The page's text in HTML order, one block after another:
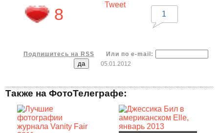
8
Tweet
1
Подпишитесь на RSS
Или по e-mail:
05.01.2012
Также на ФотоТелеграфе: